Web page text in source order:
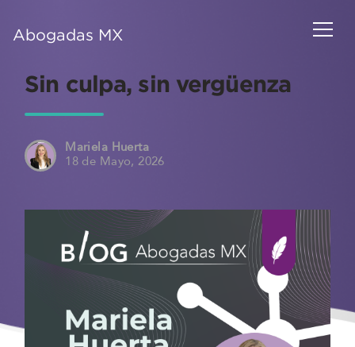
Abogadas MX
Sin culpa, sin vergüenza
Mariela Huerta
18 de Mayo, 2026